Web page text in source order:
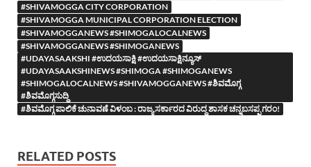
#SHIVAMOGGA CITY CORPORATION
#SHIVAMOGGA MUNICIPAL CORPORATION ELECTION
#SHIVAMOGGANEWS #SHIMOGALOCALNEWS
#SHIVAMOGGANEWS #SHIMOGANEWS
#UDAYASAAKSHI #ಉದಯಸಾಕ್ಷಿ #ಉದಯಸಾಕ್ಷಿನ್ಯೂಸ್
#UDAYASAAKSHINEWS #SHIMOGA #SHIMOGANEWS
#SHIMOGALOCALNEWS #SHIVAMOGGANEWS #ಶಿವಮೊಗ್ಗ
#ಶಿವಮೊಗ್ಗಸುದ್ದಿ
#ಶಿವಮೊಗ್ಗ ಪಾಲಿಕೆ ಚುನಾವಣೆ ವಿಳಂಬ : ರಾಜ್ಯ ಸರ್ಕಾರದ ವಿರುದ್ದ ಶಾಸಕ ಚನ್ನಬಸಪ್ಪ ಗರಂ!
RELATED POSTS